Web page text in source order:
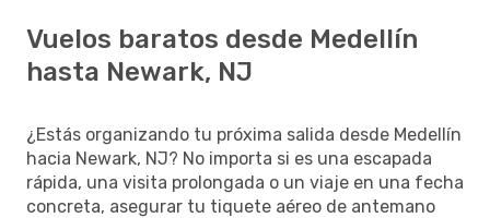
Vuelos baratos desde Medellín
hasta Newark, NJ
¿Estás organizando tu próxima salida desde Medellín
hacia Newark, NJ? No importa si es una escapada
rápida, una visita prolongada o un viaje en una fecha
concreta, asegurar tu tiquete aéreo de antemano